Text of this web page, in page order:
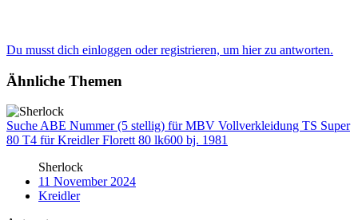
Du musst dich einloggen oder registrieren, um hier zu antworten.
Ähnliche Themen
Suche ABE Nummer (5 stellig) für MBV Vollverkleidung TS Super
80 T4 für Kreidler Florett 80 lk600 bj. 1981
Sherlock
11 November 2024
Kreidler